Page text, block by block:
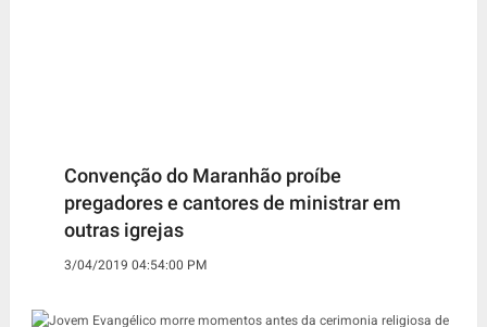
Convenção do Maranhão proíbe
pregadores e cantores de ministrar em
outras igrejas
3/04/2019 04:54:00 PM